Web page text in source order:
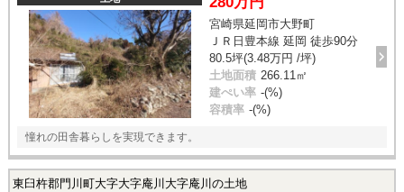
宮崎県延岡市大野町
ＪＲ日豊本線 延岡 徒歩90分
80.5坪(3.48万円 /坪)
土地面積 266.11㎡
建ぺい率 -(%)
容積率 -(%)
憧れの田舎暮らしを実現できます。
東臼杵郡門川町大字大字庵川大字庵川の土地